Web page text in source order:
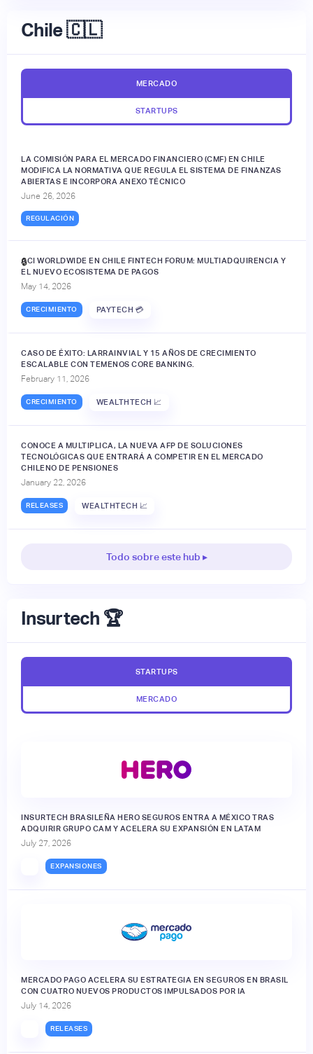
Chile 🇨🇱
MERCADO
STARTUPS
LA COMISIÓN PARA EL MERCADO FINANCIERO (CMF) EN CHILE
MODIFICA LA NORMATIVA QUE REGULA EL SISTEMA DE FINANZAS
ABIERTAS E INCORPORA ANEXO TÉCNICO
June 26, 2026
REGULACIÓN
ACI WORLDWIDE EN CHILE FINTECH FORUM: MULTIADQUIRENCIA Y
EL NUEVO ECOSISTEMA DE PAGOS
May 14, 2026
CRECIMIENTO PAYTECH 💳
🔒
CASO DE ÉXITO: LARRAINVIAL Y 15 AÑOS DE CRECIMIENTO
ESCALABLE CON TEMENOS CORE BANKING.
February 11, 2026
CRECIMIENTO WEALTHTECH 📈
CONOCE A MULTIPLICA, LA NUEVA AFP DE SOLUCIONES
TECNOLÓGICAS QUE ENTRARÁ A COMPETIR EN EL MERCADO
CHILENO DE PENSIONES
January 22, 2026
RELEASES WEALTHTECH 📈
Todo sobre este hub ▸
Insurtech 🏆
STARTUPS
MERCADO
INSURTECH BRASILEÑA HERO SEGUROS ENTRA A MÉXICO TRAS
ADQUIRIR GRUPO CAM Y ACELERA SU EXPANSIÓN EN LATAM
July 27, 2026
EXPANSIONES
MERCADO PAGO ACELERA SU ESTRATEGIA EN SEGUROS EN BRASIL
CON CUATRO NUEVOS PRODUCTOS IMPULSADOS POR IA
July 14, 2026
RELEASES